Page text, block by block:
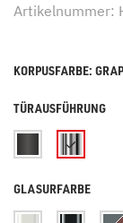
Artikelnummer:
KORPUSFARBE:
TÜRAUSFÜHRUNG
GLASURFARBE